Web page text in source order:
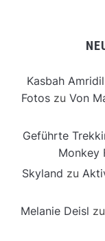
Kasbah
Fotoszu Von
Geführte
Monkey
Skyland zu
Melanie Deisl zu